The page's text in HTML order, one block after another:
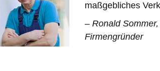
maßgebliches
– Ronald
Firmengründer